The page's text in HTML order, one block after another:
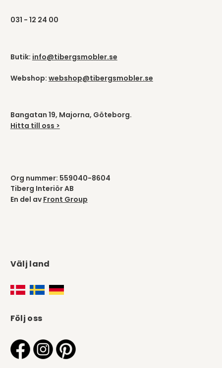
031 - 12 24 00
Butik: info@tibergsmobler.se
Webshop: webshop@tibergsmobler.se
Bangatan 19, Majorna, Göteborg.
Hitta till oss >
Org nummer: 559040-8604
Tiberg Interiör AB
En del av Front Group
Välj land
Följ oss